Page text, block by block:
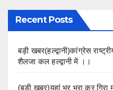
Recent Posts
बड़ी खबर(हल्द्वानी)कांग्रेस
शैलजा कल हल्द्वानी में ।।
(बड़ी खबर)यहां भर भरा कर